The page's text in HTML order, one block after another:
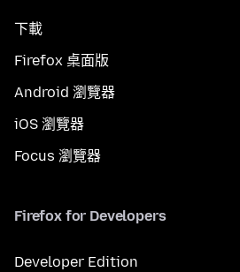
下載
Firefox 桌面版
Android 瀏覽器
iOS 瀏覽器
Focus 瀏覽器
Firefox for Developers
Developer Edition